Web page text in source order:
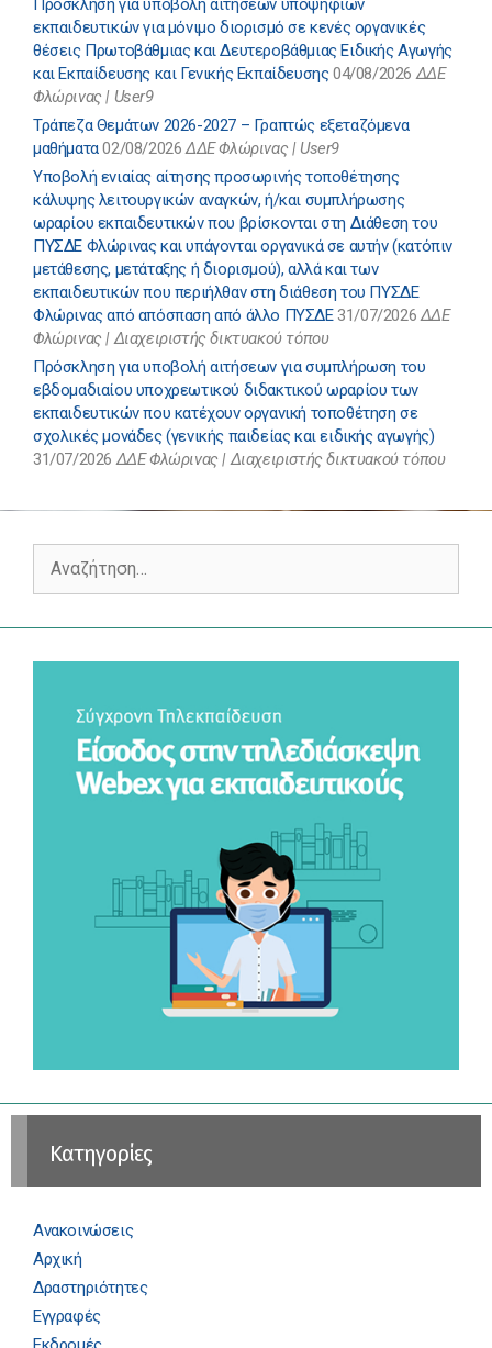
Πρόσκληση για υποβολή αιτήσεων υποψήφιων
εκπαιδευτικών για μόνιμο διορισμό σε κενές οργανικές
θέσεις Πρωτοβάθμιας και Δευτεροβάθμιας Ειδικής Αγωγής
και Εκπαίδευσης και Γενικής Εκπαίδευσης 04/08/2026 ΔΔΕ
Φλώρινας | User9
Τράπεζα Θεμάτων 2026-2027 – Γραπτώς εξεταζόμενα
μαθήματα 02/08/2026 ΔΔΕ Φλώρινας | User9
Υποβολή ενιαίας αίτησης προσωρινής τοποθέτησης
κάλυψης λειτουργικών αναγκών, ή/και συμπλήρωσης
ωραρίου εκπαιδευτικών που βρίσκονται στη Διάθεση του
ΠΥΣΔΕ Φλώρινας και υπάγονται οργανικά σε αυτήν (κατόπιν
μετάθεσης, μετάταξης ή διορισμού), αλλά και των
εκπαιδευτικών που περιήλθαν στη διάθεση του ΠΥΣΔΕ
Φλώρινας από απόσπαση από άλλο ΠΥΣΔΕ 31/07/2026 ΔΔΕ
Φλώρινας | Διαχειριστής δικτυακού τόπου
Πρόσκληση για υποβολή αιτήσεων για συμπλήρωση του
εβδομαδιαίου υποχρεωτικού διδακτικού ωραρίου των
εκπαιδευτικών που κατέχουν οργανική τοποθέτηση σε
σχολικές μονάδες (γενικής παιδείας και ειδικής αγωγής)
31/07/2026 ΔΔΕ Φλώρινας | Διαχειριστής δικτυακού τόπου
για:
Kατηγορίες
Ανακοινώσεις
Αρχική
Δραστηριότητες
Εγγραφές